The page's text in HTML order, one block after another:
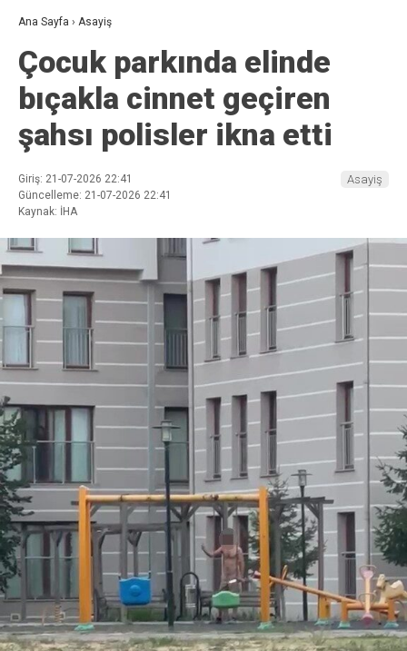
Ana Sayfa › Asayiş
Çocuk parkında elinde
bıçakla cinnet geçiren
şahsı polisler ikna etti
Giriş: 21-07-2026 22:41
Güncelleme: 21-07-2026 22:41
Kaynak: İHA
Asayiş